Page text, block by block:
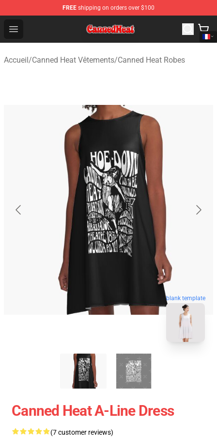
FREE shipping on orders over $100
Open menu
Canned Heat Store - Official Canned Heat Merchandise
Accueil/Canned Heat Vêtements/Canned Heat Robes
blank template
Canned Heat A-Line Dress
(7 customer reviews)